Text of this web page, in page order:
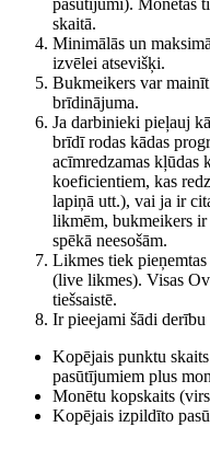
pasūtījumi). Monētas
skaitā.
Minimālās un
izvēlei atsevišķi.
Bukmeikers var
brīdinājuma.
Ja darbinieki pieļauj
brīdī rodas kādas
acīmredzamas kļūdas
koeficientiem, kas
lapiņā utt.), vai ja ir
likmēm, bukmeikers ir
spēkā neesošām.
Likmes tiek pieņemtas
(live likmes). Visas
tiešsaistē.
Ir pieejami šādi derību
Kopējais punktu
pasūtījumiem plus
Monētu kopskaits
Kopējais izpildīto